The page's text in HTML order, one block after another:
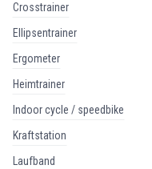
crosstrainer
ellipsentrainer
ergometer
heimtrainer
indoor cycle / speedbike
kraftstation
laufband